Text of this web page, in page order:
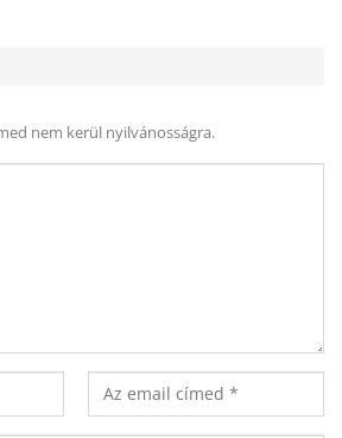
nem kerül nyilvánosságra.